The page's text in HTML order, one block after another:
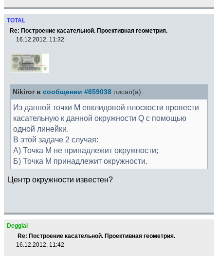
TOTAL
Re: Построение касательной. Проективная геометрия.
16.12.2012, 11:32
Nikiror в сообщении #659038 писал(а):
Из данной точки M евклидовой плоскости провести
касательную к данной окружности Q с помощью
одной линейки.
В этой задаче 2 случая:
A) Точка M не принадлежит окружности;
Б) Точка M принадлежит окружности.
Центр окружности известен?
Deggial
Re: Построение касательной. Проективная геометрия.
16.12.2012, 11:42